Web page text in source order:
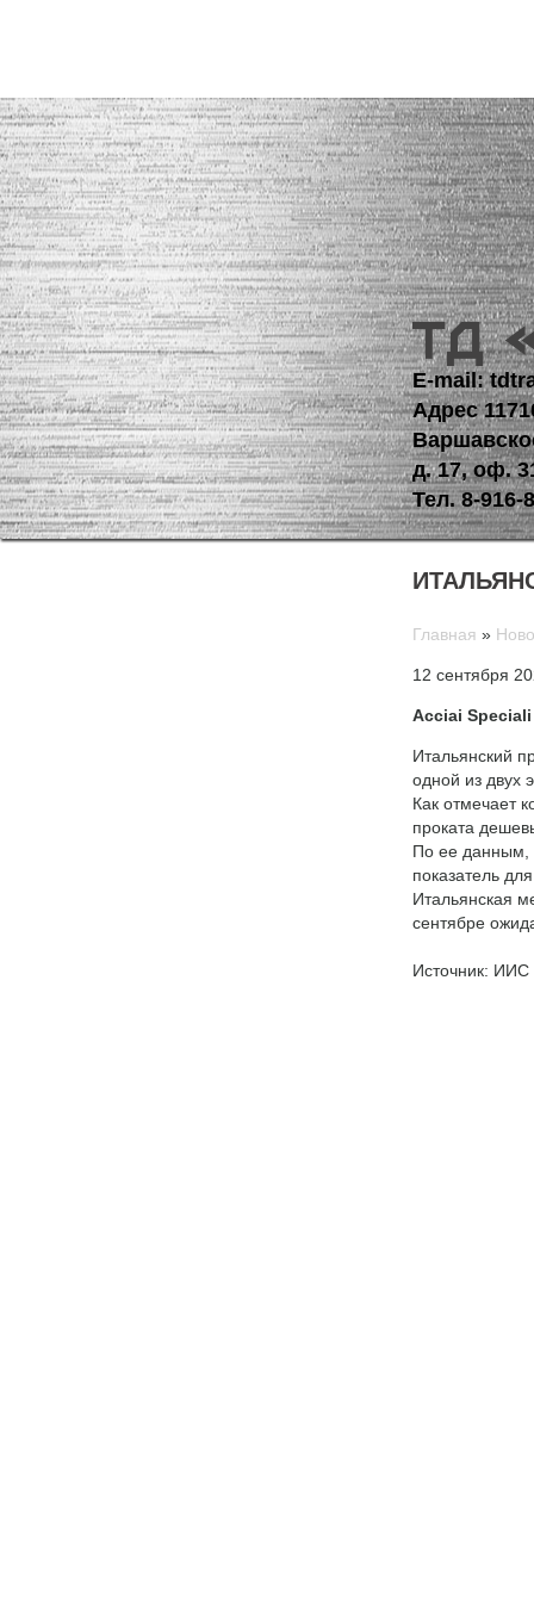
E-mail:
Адрес
д. 17, оф.
Тел.8-916-
Главная »
12 сентября
Acciai
Итальянский
одной из двух
Как отмечает
проката
По ее данным,
показатель
Итальянская
сентябре
Источник: